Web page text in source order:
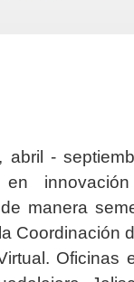
abril -
en
manera
Coordinación
Oficinas